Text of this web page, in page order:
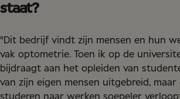
staat?
"Dit bedrijf vindt zijn mensen en hun
vak optometrie. Toen ik op de
bijdraagt aan het opleiden van
van zijn eigen mensen uitgebreid,
studeren naar werken soepeler